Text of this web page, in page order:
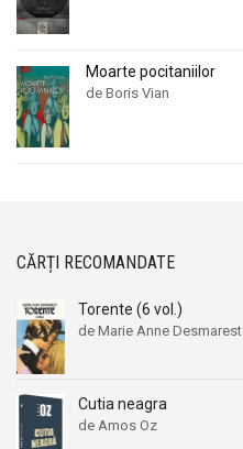
Moarte pocitaniilor
de Boris Vian
CĂRȚI RECOMANDATE
Torente (6 vol.)
de Marie Anne Desmarest
Cutia neagra
de Amos Oz